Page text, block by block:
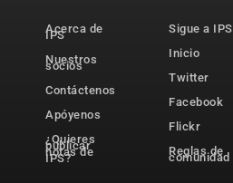
Acerca de
IPS
Nuestros
socios
Contáctenos
Apóyenos
¿Quieres
publicar
notas de
IPS?
Sigue a IPS
Inicio
Twitter
Facebook
Flickr
Reglas de
comunidad